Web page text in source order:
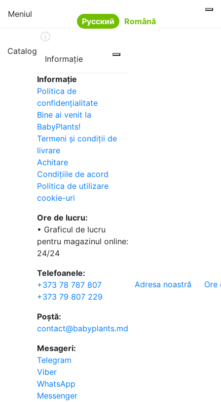
Meniul
Limba
Русский Română
Catalog
Informație
Informație
Politica de
confidențialitate
Bine ai venit la
BabyPlants!
Termeni și condiții de
livrare
Achitare
Condițiile de acord
Politica de utilizare
cookie-uri
Ore de lucru:
• Graficul de lucru
pentru magazinul online:
24/24
Telefoanele:
+373 78 787 807
+373 79 807 229
Poștă:
contact@babyplants.md
Mesageri:
Telegram
Viber
WhatsApp
Messenger
Adresa noastră Ore